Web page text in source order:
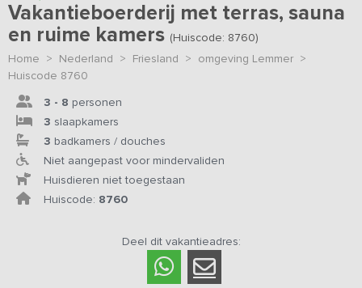
Vakantieboerderij met terras, sauna
en ruime kamers (Huiscode: 8760)
Home > Nederland > Friesland > omgeving Lemmer >
Huiscode 8760
3 - 8 personen
3 slaapkamers
3 badkamers / douches
Niet aangepast voor mindervaliden
Huisdieren niet toegestaan
Huiscode: 8760
Deel dit vakantieadres: